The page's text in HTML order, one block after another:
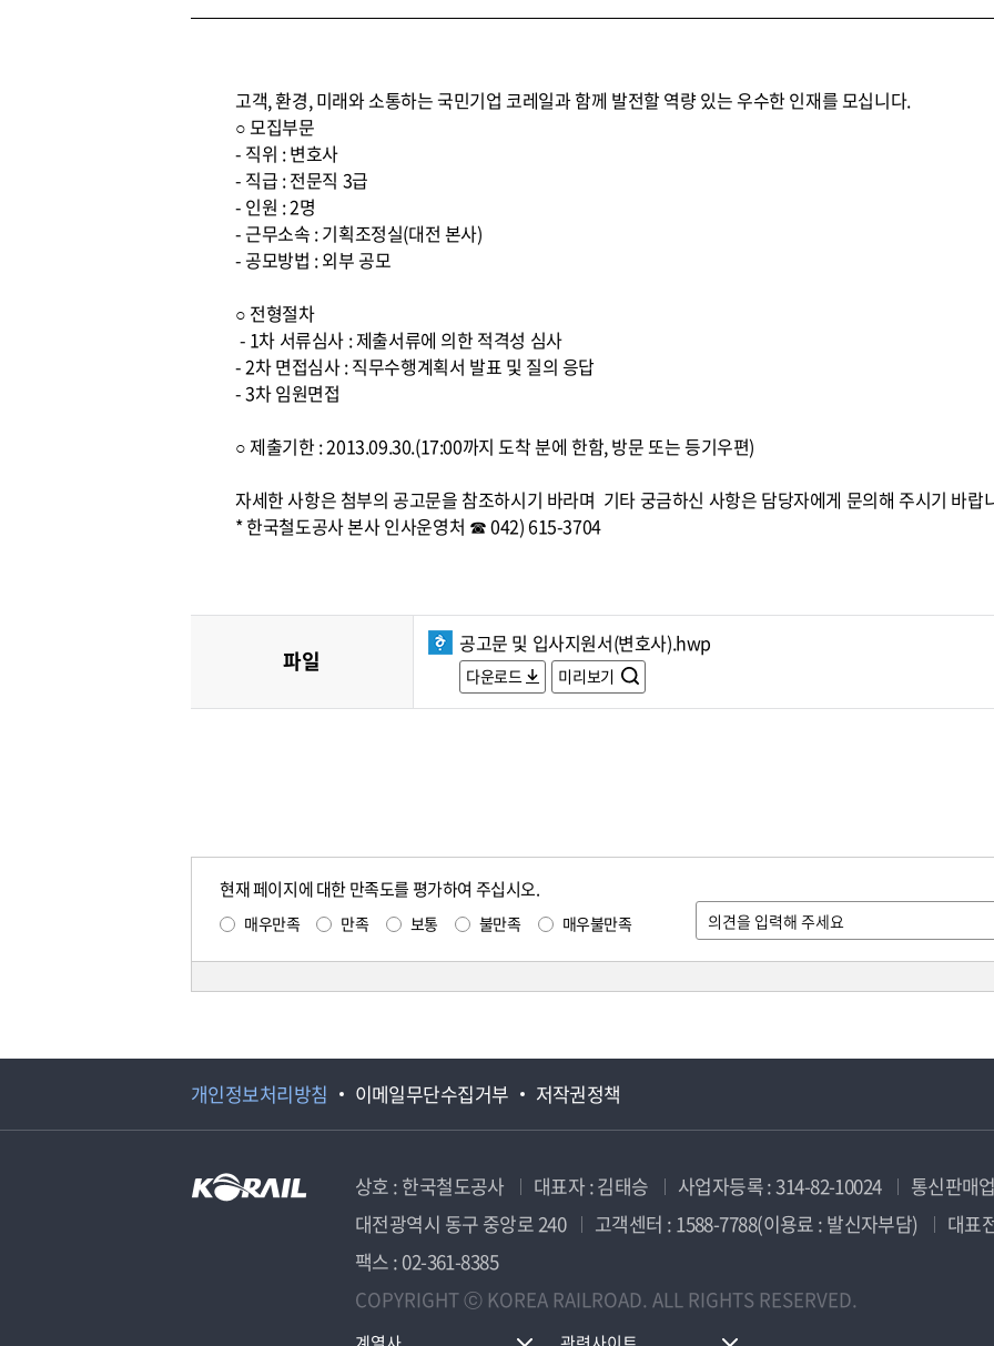
고객, 환경, 미래와 소통하는 국민기업 코레일과 함께 발전할 역량 있는 우수한 인재를 모십니다.
○ 모집부문
- 직위 : 변호사
- 직급 : 전문직 3급
- 인원 : 2명
- 근무소속 : 기획조정실(대전 본사)
- 공모방법 : 외부 공모
○ 전형절차
- 1차 서류심사 : 제출서류에 의한 적격성 심사
- 2차 면접심사 : 직무수행계획서 발표 및 질의 응답
- 3차 임원면접
○ 제출기한 : 2013.09.30.(17:00까지 도착 분에 한함, 방문 또는 등기우편)
자세한 사항은 첨부의 공고문을 참조하시기 바라며 기타 궁금하신 사항은 담당자에게 문의해 주시기 바랍
* 한국철도공사 본사 인사운영처 ☎ 042) 615-3704
파일
공고문 및 입사지원서(변호사).hwp
다운로드 미리보기
현재 페이지에 대한 만족도를 평가하여 주십시오.
매우만족 만족 보통 불만족 매우불만족
개인정보처리방침 이메일무단수집거부 저작권정책
상호 : 한국철도공사 대표자 : 김태승 사업자등록 : 314-82-10024
통신판매
대전광역시 동구 중앙로 240
고객센터 : 1588-7788(이용료 : 발신자부담)
대표
팩스 : 02-361-8385
COPYRIGHT ⓒ KOREA RAILROAD. ALL RIGHTS RESERVED.